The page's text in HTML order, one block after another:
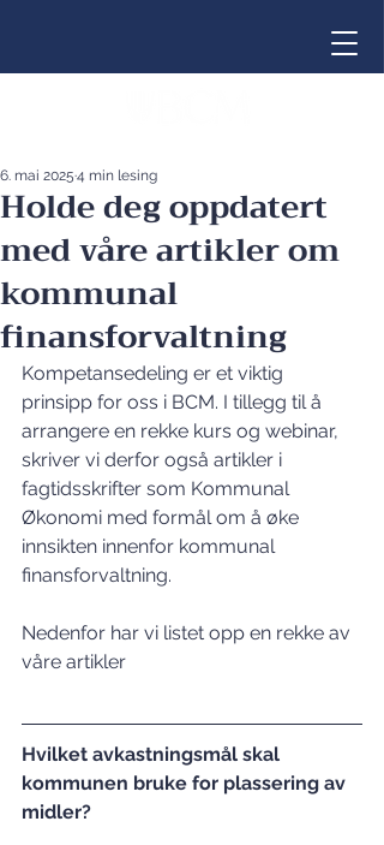
Holde deg oppdatert
med våre artikler om
kommunal
finansforvaltning
6. mai 2025 4 min lesing
Kompetansedeling er et viktig
prinsipp for oss i BCM. I tillegg til å
arrangere en rekke kurs og webinar,
skriver vi derfor også artikler i
fagtidsskrifter som Kommunal
Økonomi med formål om å øke
innsikten innenfor kommunal
finansforvaltning.
Nedenfor har vi listet opp en rekke av
våre artikler
Hvilket avkastningsmål skal
kommunen bruke for plassering av
midler?